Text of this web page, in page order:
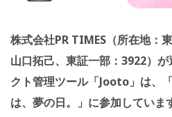
株式会社PR TIMES（所在地：
山口拓己、東証一部：3922）
クト管理ツール「Jooto」は
は、夢の日。」に参加していま